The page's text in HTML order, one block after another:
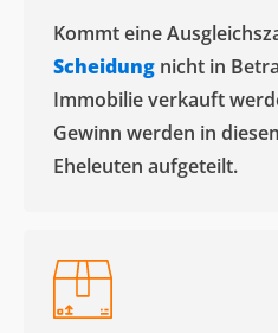
Kommt eine
Scheidung nicht in
Immobilie verkauft
Gewinn werden in
Eheleuten aufgeteilt.​